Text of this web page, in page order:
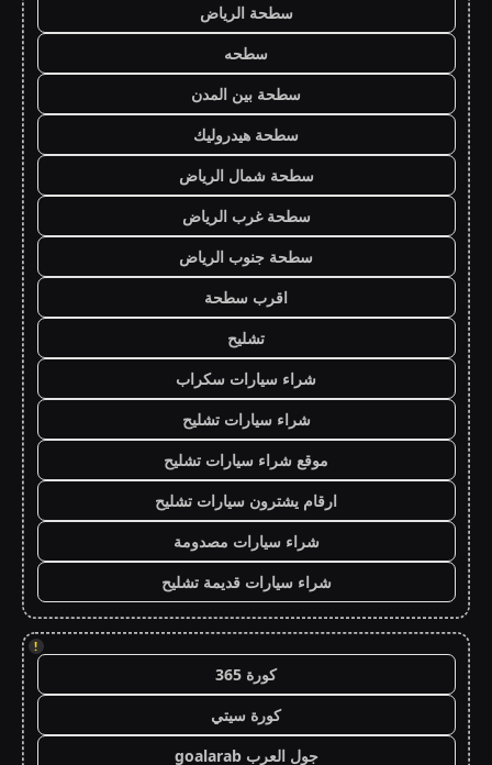
سطحة الرياض
سطحه
سطحة بين المدن
سطحة هيدروليك
سطحة شمال الرياض
سطحة غرب الرياض
سطحة جنوب الرياض
اقرب سطحة
تشليح
شراء سيارات سكراب
شراء سيارات تشليح
موقع شراء سيارات تشليح
ارقام يشترون سيارات تشليح
شراء سيارات مصدومة
شراء سيارات قديمة تشليح
!
كورة 365
كورة سيتي
جول العرب goalarab